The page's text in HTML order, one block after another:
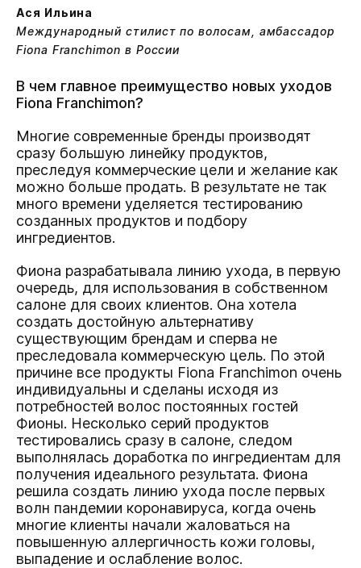
Ася Ильина
Международный стилист по волосам, амбассадор
Fiona Franchimon в России
В чем главное преимущество новых уходов
Fiona Franchimon?
Многие современные бренды производят
сразу большую линейку продуктов,
преследуя коммерческие цели и желание как
можно больше продать. В результате не так
много времени уделяется тестированию
созданных продуктов и подбору
ингредиентов.
Фиона разрабатывала линию ухода, в первую
очередь, для использования в собственном
салоне для своих клиентов. Она хотела
создать достойную альтернативу
существующим брендам и сперва не
преследовала коммерческую цель. По этой
причине все продукты Fiona Franchimon очень
индивидуальны и сделаны исходя из
потребностей волос постоянных гостей
Фионы. Несколько серий продуктов
тестировались сразу в салоне, следом
выполнялась доработка по ингредиентам для
получения идеального результата. Фиона
решила создать линию ухода после первых
волн пандемии коронавируса, когда очень
многие клиенты начали жаловаться на
повышенную аллергичность кожи головы,
выпадение и ослабление волос.